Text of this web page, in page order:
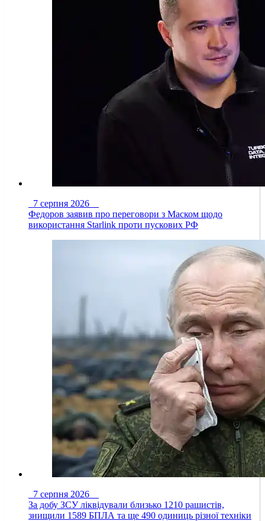
7 серпня 2026
Федоров заявив про переговори з Маском щодо
використання Starlink проти пускових РФ
7 серпня 2026
За добу ЗСУ ліквідували близько 1210 рашистів,
знищили 1589 БПЛА та ще 490 одиниць різної техніки